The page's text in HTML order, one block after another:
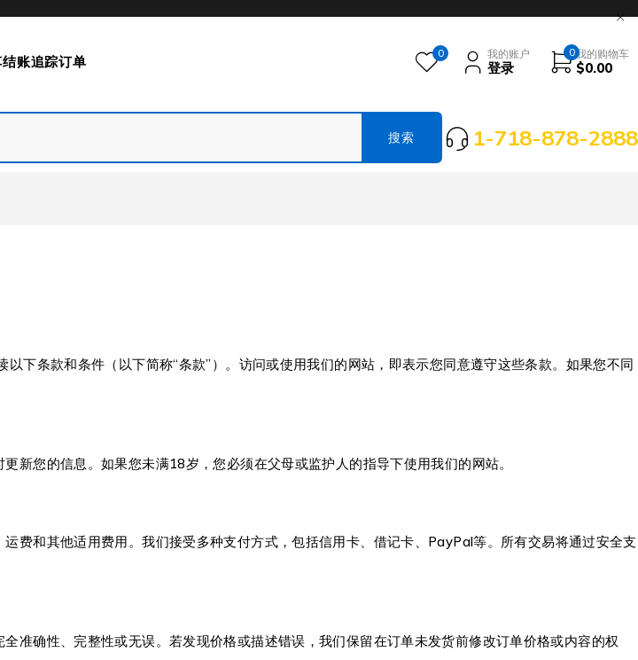
结账追踪订单 0 我的账户
登录
0我的购物车
$0.00
1-718-878-2888
下条款和条件（以下简称“条款”）。访问或使用我们的网站，即表示您同意遵守这些条款。如果您不同
新您的信息。如果您未满18岁，您必须在父母或监护人的指导下使用我们的网站。
费和其他适用费用。我们接受多种支付方式，包括信用卡、借记卡、PayPal等。所有交易将通过安全支
准确性、完整性或无误。若发现价格或描述错误，我们保留在订单未发货前修改订单价格或内容的权